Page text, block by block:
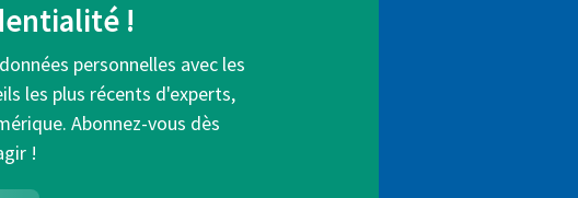
!
personnelles avec les
les plus récents d'experts,
Abonnez-vous dès
!